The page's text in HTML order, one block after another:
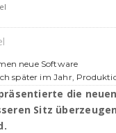
neue Software
später im Jahr,
die
Sitz